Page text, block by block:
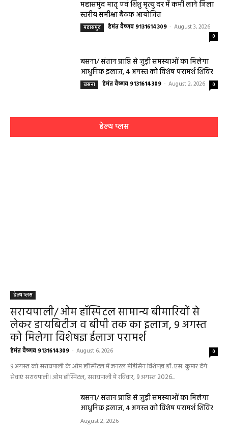
महासमुंद मातृ एवं शिशु मृत्यु दर में कमी लाने जिला
स्तरीय समीक्षा बैठक आयोजित
महासमुंद हेमंत वैष्णव 9131614309 - August 3, 2026
0
बसना/ संतान प्राप्ति से जुड़ी समस्याओं का मिलेगा
आधुनिक इलाज, 4 अगस्त को विशेष परामर्श शिविर
बसना हेमंत वैष्णव 9131614309 - August 2, 2026 0
हेल्थ प्लस
हेल्थ प्लस
सरायपाली/ ओम हॉस्पिटल सामान्य बीमारियों से
लेकर डायबिटीज व बीपी तक का इलाज, 9 अगस्त
को मिलेगा विशेषज्ञ ईलाज परामर्श
हेमंत वैष्णव 9131614309 - August 6, 2026 0
9 अगस्त को सरायपाली के ओम हॉस्पिटल में जनरल मेडिसिन विशेषज्ञ डॉ. एस. कुमार देंगे
सेवाएं सरायपाली। ओम हॉस्पिटल, सरायपाली में रविवार, 9 अगस्त 2026...
बसना/ संतान प्राप्ति से जुड़ी समस्याओं का मिलेगा
आधुनिक इलाज, 4 अगस्त को विशेष परामर्श शिविर
August 2, 2026